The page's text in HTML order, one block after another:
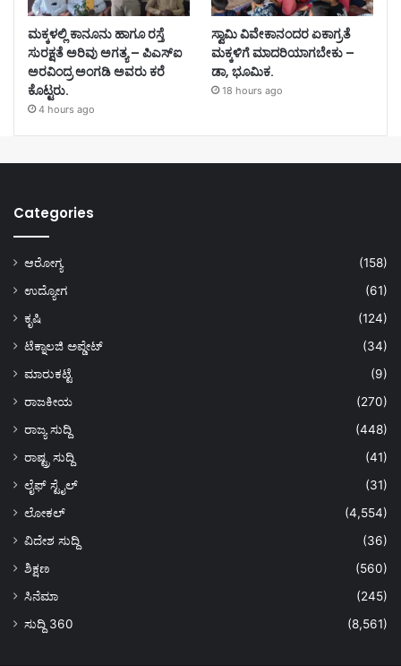
ಮಕ್ಕಳಲ್ಲಿ ಕಾನೂನು ಹಾಗೂ ರಸ್ತೆ
ಸುರಕ್ಷತೆ ಅರಿವು ಅಗತ್ಯ – ಪಿಎಸ್‌ಐ
ಅರವಿಂದ್ರ ಅಂಗಡಿ ಅವರು ಕರೆ
ಕೊಟ್ಟರು.
4 hours ago
ಸ್ವಾಮಿ ವಿವೇಕಾನಂದರ ಏಕಾಗ್ರತೆ
ಮಕ್ಕಳಿಗೆ ಮಾದರಿಯಾಗಬೇಕು –
ಡಾ, ಭೂಮಿಕ.
18 hours ago
Categories
ಆರೋಗ್ಯ
(158)
ಉದ್ಯೋಗ
(61)
ಕೃಷಿ
(124)
ಟೆಕ್ನಾಲಜಿ ಅಪ್ಡೇಟ್
(34)
ಮಾರುಕಟ್ಟೆ
(9)
ರಾಜಕೀಯ
(270)
ರಾಜ್ಯ ಸುದ್ದಿ
(448)
ರಾಷ್ಟ್ರ ಸುದ್ದಿ
(41)
ಲೈಫ್ ಸ್ಟೈಲ್
(31)
ಲೋಕಲ್
(4,554)
ವಿದೇಶ ಸುದ್ದಿ
(36)
ಶಿಕ್ಷಣ
(560)
ಸಿನೆಮಾ
(245)
ಸುದ್ದಿ 360
(8,561)